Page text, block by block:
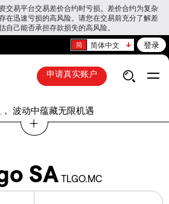
交易平台交易差价合约时亏损。差价合约为复杂
在迅速亏损的高风险。请您在交易前充分了解差
自己能否承担存款损失的高风险。
简体中文 登录
申请真实账户
波动中蕴藏无限机遇
SA TLGO.MC